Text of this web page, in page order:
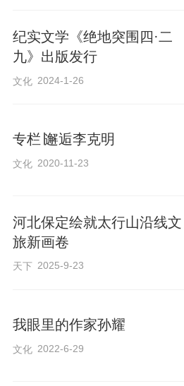
纪实文学《绝地突围四·二
九》出版发行
文化 2024-1-26
专栏∣邂逅李克明
文化 2020-11-23
河北保定绘就太行山沿线文
旅新画卷
天下 2025-9-23
我眼里的作家孙耀
文化 2022-6-29